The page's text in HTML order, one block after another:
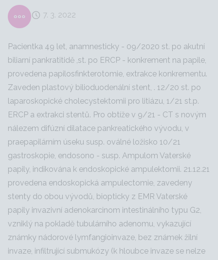
7. 3. 2022
Pacientka 49 let, anamnesticky - 09/2020 st. po akutní
biliarní pankratitidě ,st. po ERCP - konkrement na papile,
provedena papilosfinkterotomie, extrakce konkrementu.
Zaveden plastový bilioduodenální stent, . 12/20 st. po
laparoskopické cholecystektomii pro litiázu, 1/21 st.p.
ERCP a extrakci stentů. Pro obtíže v 9/21 - CT s novým
nálezem difúzní dilatace pankreatického vývodu, v
praepapilárním úseku susp. oválné ložisko 10/21
gastroskopie, endosono - susp. Ampulom Vaterské
papily, indikována k endoskopické ampulektomii. 21.12.21
provedena endoskopická ampulectomie, zavedeny
stenty do obou vývodů, biopticky z EMR Vaterské
papily invazivní adenokarcinom intestinálního typu G2,
vzniklý na pokladě tubulárního adenomu, vykazující
známky nádorové lymfangioinvaze, bez známek žilní
invaze, infiltrující submukózy (k hloubce invaze se nelze